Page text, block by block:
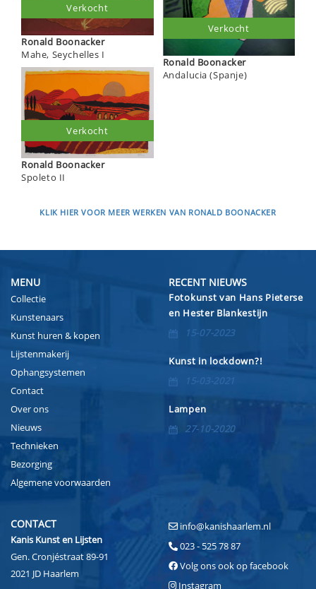
Ronald Boonacker
Mahe, Seychelles I
Verkocht
Ronald Boonacker
Spoleto II
Verkocht
Ronald Boonacker
Andalucia (Spanje)
Verkocht
KLIK HIER VOOR MEER WERKEN VAN RONALD BOONACKER
MENU
Collectie
Kunstenaars
Kunst huren & kopen
Lijstenmakerij
Ophangsystemen
Contact
Over ons
Nieuws
Technieken
Bezorging
Algemene voorwaarden
RECENT NIEUWS
Fotokunst van Hans Pieterse
en Hester Blankestijn
15-07-2023
Kunst in lockdown?!
15-03-2021
Lampen
27-10-2020
CONTACT
Kanis Kunst en Lijsten
Gen. Cronjéstraat 89-91
2021 JD Haarlem
info@kanishaarlem.nl
023 - 525 78 87
Volg ons ook op facebook
Instagram